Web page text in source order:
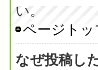
い。
ページトッ
なぜ投稿し